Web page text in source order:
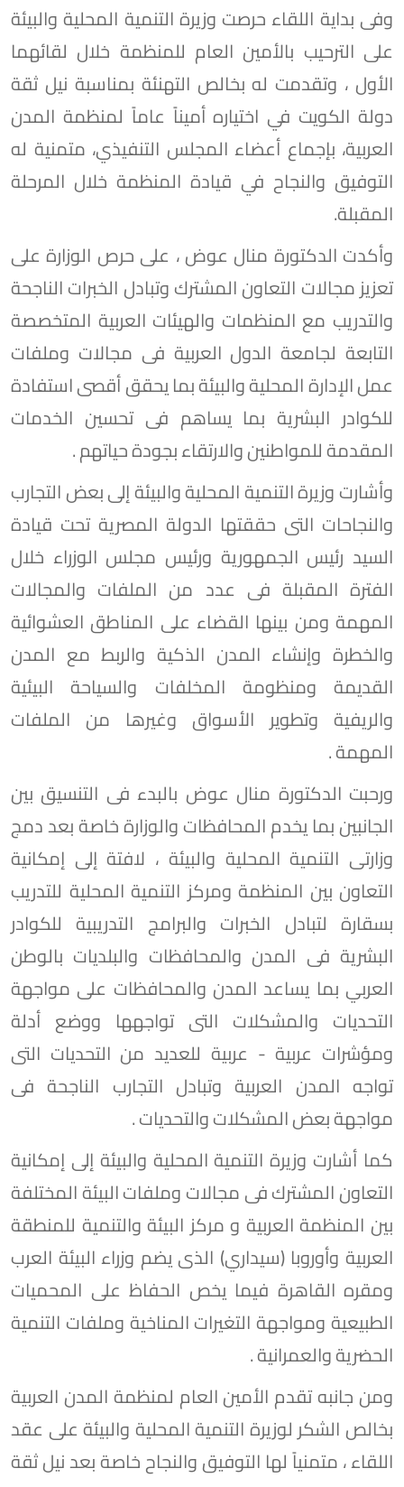
وفى بداية اللقاء حرصت وزيرة التنمية المحلية والبيئة
على الترحيب بالأمين العام للمنظمة خلال لقائهما
الأول ، وتقدمت له بخالص التهنئة بمناسبة نيل ثقة
دولة الكويت في اختياره أميناً عاماً لمنظمة المدن
العربية، بإجماع أعضاء المجلس التنفيذي، متمنية له
التوفيق والنجاح في قيادة المنظمة خلال المرحلة
المقبلة.
وأكدت الدكتورة منال عوض ، على حرص الوزارة على
تعزيز مجالات التعاون المشترك وتبادل الخبرات الناجحة
والتدريب مع المنظمات والهيئات العربية المتخصصة
التابعة لجامعة الدول العربية فى مجالات وملفات
عمل الإدارة المحلية والبيئة بما يحقق أقصى استفادة
للكوادر البشرية بما يساهم فى تحسين الخدمات
المقدمة للمواطنين والارتقاء بجودة حياتهم .
وأشارت وزيرة التنمية المحلية والبيئة إلى بعض التجارب
والنجاحات التى حققتها الدولة المصرية تحت قيادة
السيد رئيس الجمهورية ورئيس مجلس الوزراء خلال
الفترة المقبلة فى عدد من الملفات والمجالات
المهمة ومن بينها القضاء على المناطق العشوائية
والخطرة وإنشاء المدن الذكية والربط مع المدن
القديمة ومنظومة المخلفات والسياحة البيئية
والريفية وتطوير الأسواق وغيرها من الملفات
المهمة .
ورحبت الدكتورة منال عوض بالبدء فى التنسيق بين
الجانبين بما يخدم المحافظات والوزارة خاصة بعد دمج
وزارتى التنمية المحلية والبيئة ، لافتة إلى إمكانية
التعاون بين المنظمة ومركز التنمية المحلية للتدريب
بسقارة لتبادل الخبرات والبرامج التدريبية للكوادر
البشرية فى المدن والمحافظات والبلديات بالوطن
العربي بما يساعد المدن والمحافظات على مواجهة
التحديات والمشكلات التى تواجهها ووضع أدلة
ومؤشرات عربية - عربية للعديد من التحديات التى
تواجه المدن العربية وتبادل التجارب الناجحة فى
مواجهة بعض المشكلات والتحديات .
كما أشارت وزيرة التنمية المحلية والبيئة إلى إمكانية
التعاون المشترك فى مجالات وملفات البيئة المختلفة
بين المنظمة العربية و مركز البيئة والتنمية للمنطقة
العربية وأوروبا (سيداري) الذى يضم وزراء البيئة العرب
ومقره القاهرة فيما يخص الحفاظ على المحميات
الطبيعية ومواجهة التغيرات المناخية وملفات التنمية
الحضرية والعمرانية .
ومن جانبه تقدم الأمين العام لمنظمة المدن العربية
بخالص الشكر لوزيرة التنمية المحلية والبيئة على عقد
اللقاء ، متمنياً لها التوفيق والنجاح خاصة بعد نيل ثقة